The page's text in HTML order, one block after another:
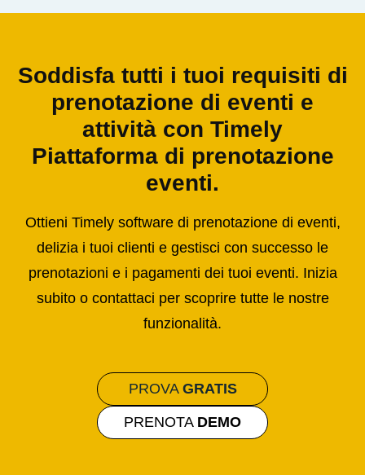
Soddisfa tutti i tuoi requisiti di
prenotazione di eventi e
attività con Timely
Piattaforma di prenotazione
eventi.
Ottieni Timely software di prenotazione di eventi,
delizia i tuoi clienti e gestisci con successo le
prenotazioni e i pagamenti dei tuoi eventi. Inizia
subito o contattaci per scoprire tutte le nostre
funzionalità.
PROVA GRATIS
PRENOTA DEMO